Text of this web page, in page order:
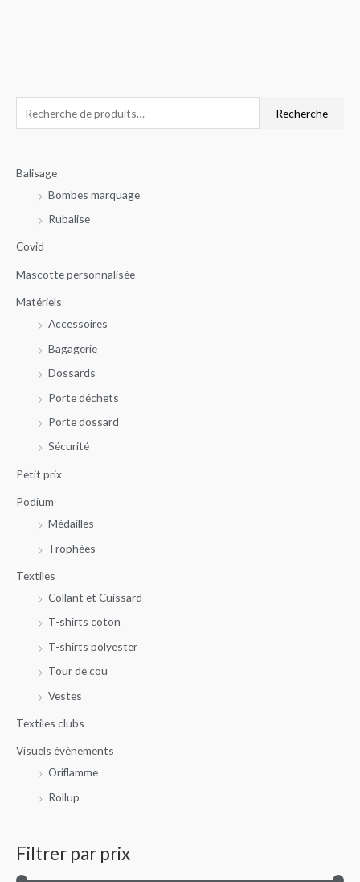
e
h
e
p
Recherche
Balisage
Bombes marquage
Rubalise
Covid
Mascotte personnalisée
Matériels
Accessoires
Bagagerie
Dossards
Porte déchets
Porte dossard
Sécurité
Petit prix
Podium
Médailles
Trophées
Textiles
Collant et Cuissard
T-shirts coton
T-shirts polyester
Tour de cou
Vestes
Textiles clubs
Visuels événements
Oriflamme
Rollup
Filtrer par prix